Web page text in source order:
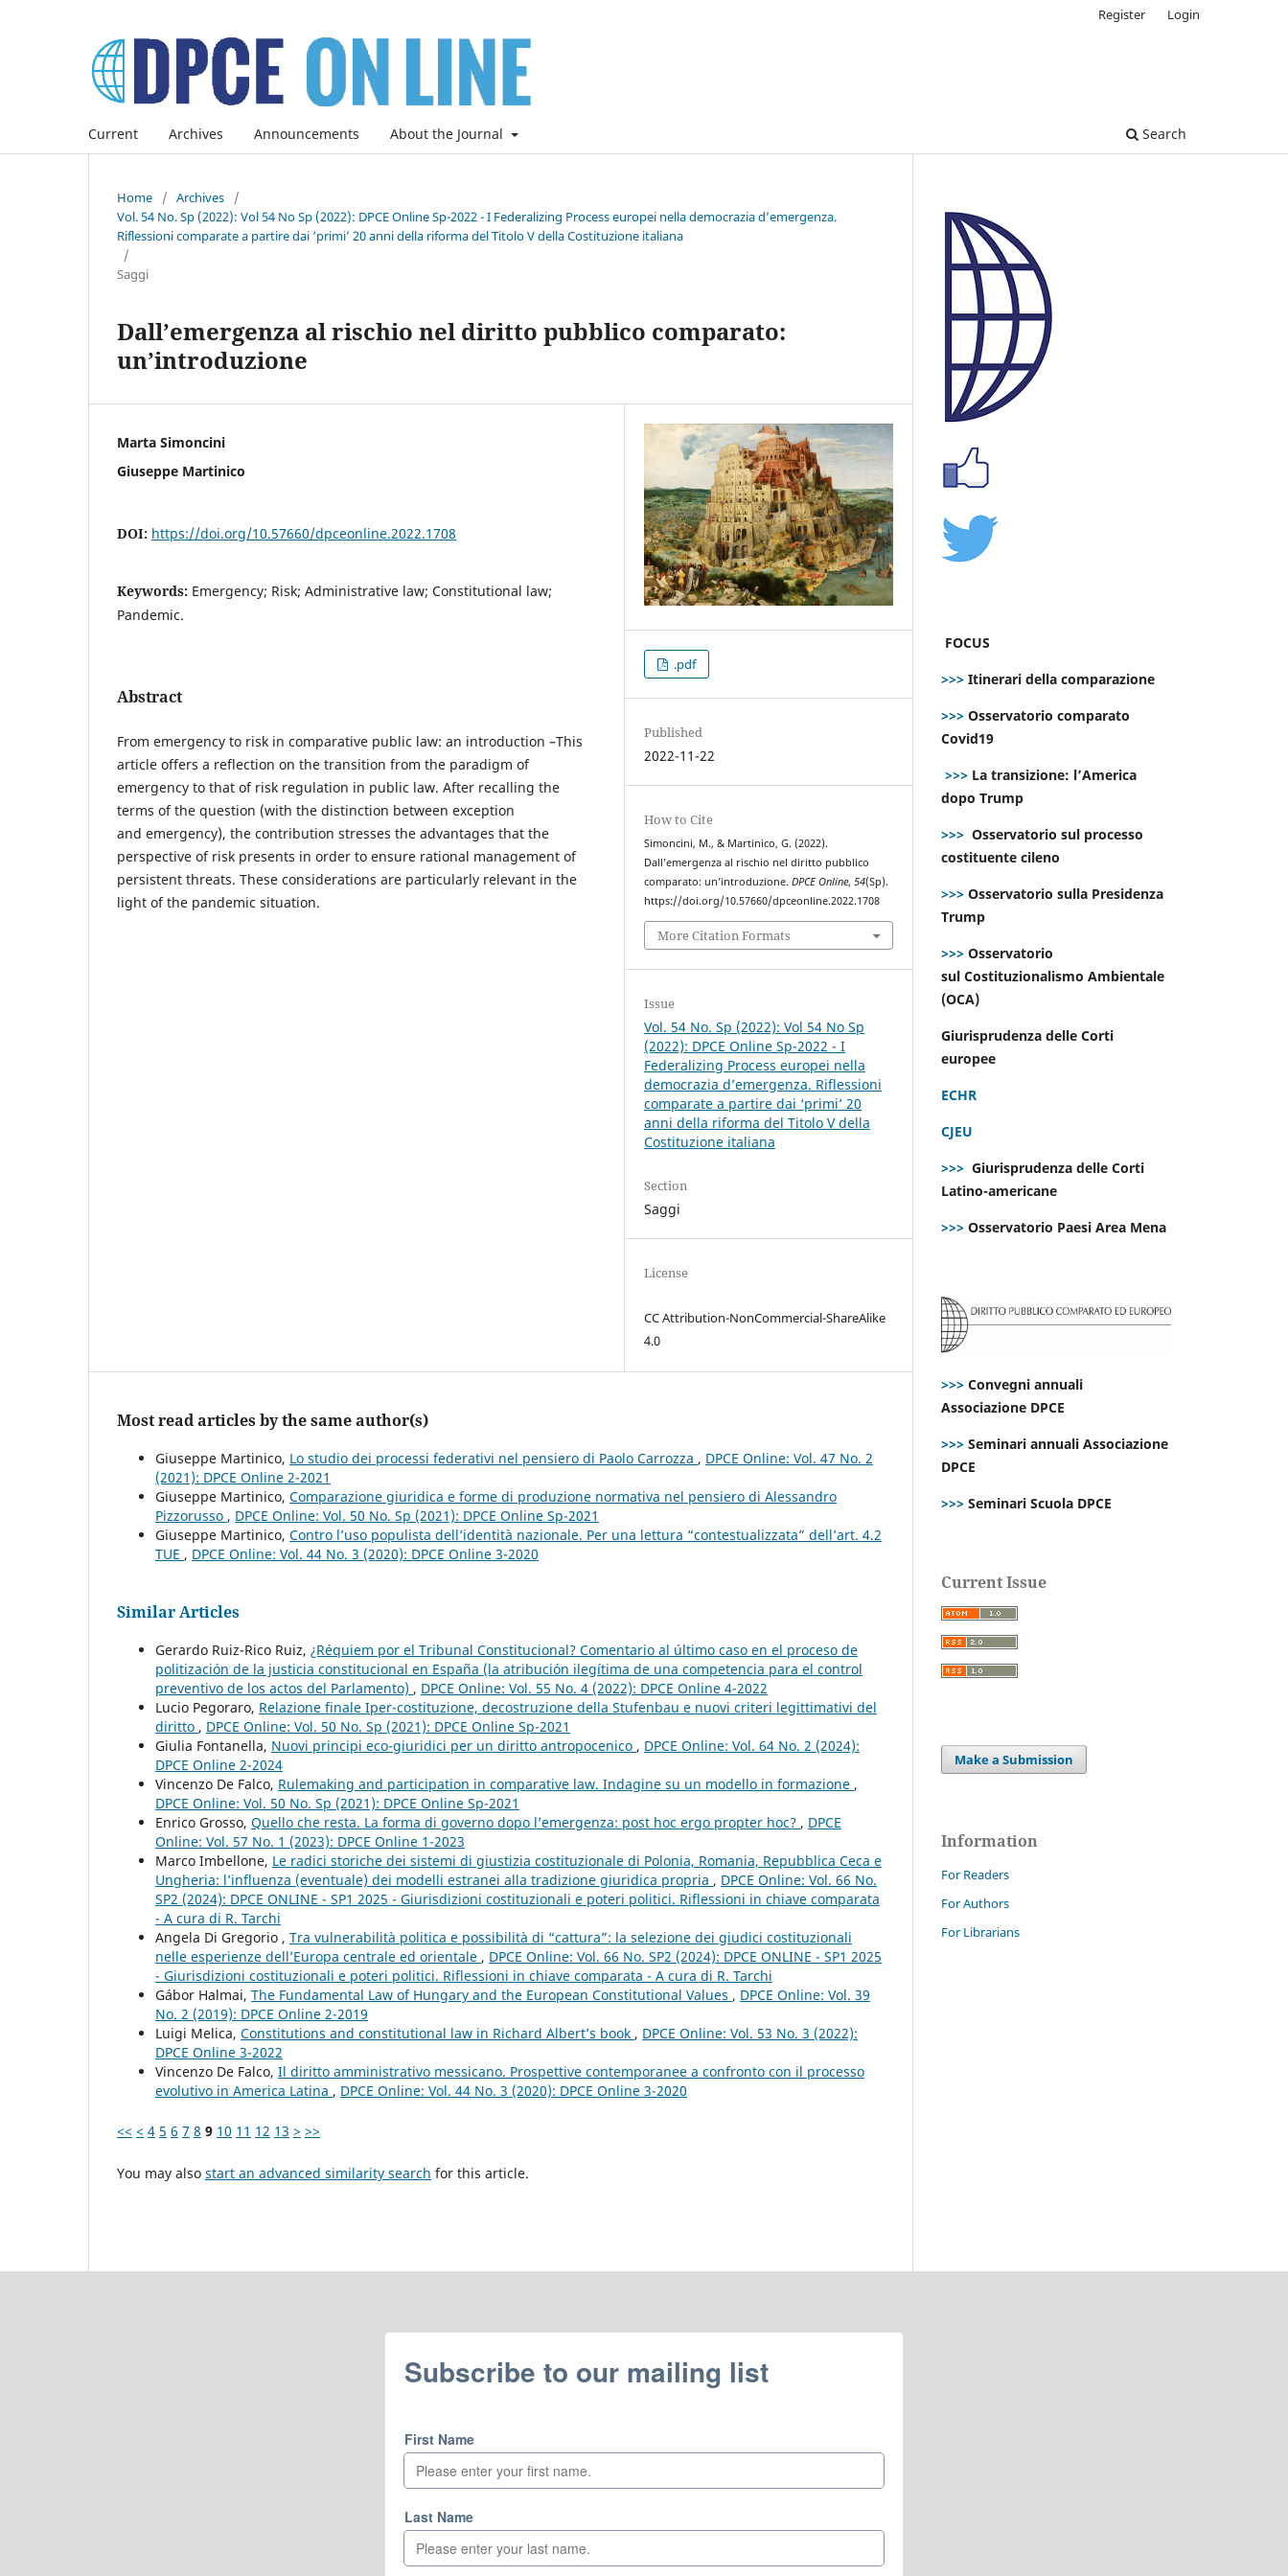
Current Archives Announcements About the Journal Search
Register Login
Home / Archives
/
Vol. 54 No. Sp (2022): Vol 54 No Sp (2022): DPCE Online Sp-2022 - I Federalizing Process europei nella democrazia d’emergenza.
Riflessioni comparate a partire dai ‘primi’ 20 anni della riforma del Titolo V della Costituzione italiana
/
Saggi
Dall’emergenza al rischio nel diritto pubblico comparato:
un’introduzione
Marta Simoncini
Giuseppe Martinico
DOI: https://doi.org/10.57660/dpceonline.2022.1708
Keywords: Emergency; Risk; Administrative law; Constitutional law;
Pandemic.
Abstract
From emergency to risk in comparative public law: an introduction –This
article offers a reflection on the transition from the paradigm of
emergency to that of risk regulation in public law. After recalling the
terms of the question (with the distinction between exception
and emergency), the contribution stresses the advantages that the
perspective of risk presents in order to ensure rational management of
persistent threats. These considerations are particularly relevant in the
light of the pandemic situation.
.pdf
Published
2022-11-22
How to Cite
Simoncini, M., & Martinico, G. (2022).
Dall’emergenza al rischio nel diritto pubblico
comparato: un’introduzione.DPCE Online,54(Sp).
https://doi.org/10.57660/dpceonline.2022.1708
More Citation Formats
Issue
Vol. 54 No. Sp (2022): Vol 54 No Sp
(2022): DPCE Online Sp-2022 - I
Federalizing Process europei nella
democrazia d’emergenza. Riflessioni
comparate a partire dai ‘primi’ 20
anni della riforma del Titolo V della
Costituzione italiana
Section
Saggi
License
CC Attribution-NonCommercial-ShareAlike
4.0
Most read articles by the same author(s)
Giuseppe Martinico, Lo studio dei processi federativi nel pensiero di Paolo Carrozza , DPCE Online: Vol. 47 No. 2
(2021): DPCE Online 2-2021
Giuseppe Martinico, Comparazione giuridica e forme di produzione normativa nel pensiero di Alessandro
Pizzorusso , DPCE Online: Vol. 50 No. Sp (2021): DPCE Online Sp-2021
Giuseppe Martinico, Contro l’uso populista dell’identità nazionale. Per una lettura “contestualizzata” dell’art. 4.2
TUE , DPCE Online: Vol. 44 No. 3 (2020): DPCE Online 3-2020
Similar Articles
Gerardo Ruiz-Rico Ruiz, ¿Réquiem por el Tribunal Constitucional? Comentario al último caso en el proceso de
politización de la justicia constitucional en España (la atribución ilegítima de una competencia para el control
preventivo de los actos del Parlamento) , DPCE Online: Vol. 55 No. 4 (2022): DPCE Online 4-2022
Lucio Pegoraro, Relazione finale Iper-costituzione, decostruzione della Stufenbau e nuovi criteri legittimativi del
diritto , DPCE Online: Vol. 50 No. Sp (2021): DPCE Online Sp-2021
Giulia Fontanella, Nuovi principi eco-giuridici per un diritto antropocenico , DPCE Online: Vol. 64 No. 2 (2024):
DPCE Online 2-2024
Vincenzo De Falco, Rulemaking and participation in comparative law. Indagine su un modello in formazione ,
DPCE Online: Vol. 50 No. Sp (2021): DPCE Online Sp-2021
Enrico Grosso, Quello che resta. La forma di governo dopo l’emergenza: post hoc ergo propter hoc? , DPCE
Online: Vol. 57 No. 1 (2023): DPCE Online 1-2023
Marco Imbellone, Le radici storiche dei sistemi di giustizia costituzionale di Polonia, Romania, Repubblica Ceca e
Ungheria: l’influenza (eventuale) dei modelli estranei alla tradizione giuridica propria , DPCE Online: Vol. 66 No.
SP2 (2024): DPCE ONLINE - SP1 2025 - Giurisdizioni costituzionali e poteri politici. Riflessioni in chiave comparata
- A cura di R. Tarchi
Angela Di Gregorio , Tra vulnerabilità politica e possibilità di “cattura”: la selezione dei giudici costituzionali
nelle esperienze dell’Europa centrale ed orientale , DPCE Online: Vol. 66 No. SP2 (2024): DPCE ONLINE - SP1 2025
- Giurisdizioni costituzionali e poteri politici. Riflessioni in chiave comparata - A cura di R. Tarchi
Gábor Halmai, The Fundamental Law of Hungary and the European Constitutional Values , DPCE Online: Vol. 39
No. 2 (2019): DPCE Online 2-2019
Luigi Melica, Constitutions and constitutional law in Richard Albert’s book , DPCE Online: Vol. 53 No. 3 (2022):
DPCE Online 3-2022
Vincenzo De Falco, Il diritto amministrativo messicano. Prospettive contemporanee a confronto con il processo
evolutivo in America Latina , DPCE Online: Vol. 44 No. 3 (2020): DPCE Online 3-2020
<< < 4 5 6 7 8 9 10 11 12 13 > >>
You may also start an advanced similarity search for this article.
FOCUS
>>> Itinerari della comparazione
>>> Osservatorio comparato
Covid19
>>> La transizione: l’America
dopo Trump
>>> Osservatorio sul processo
costituente cileno
>>> Osservatorio sulla Presidenza
Trump
>>> Osservatorio
sul Costituzionalismo Ambientale
(OCA)
Giurisprudenza delle Corti
europee
ECHR
CJEU
>>> Giurisprudenza delle Corti
Latino-americane
>>> Osservatorio Paesi Area Mena
>>> Convegni annuali
Associazione DPCE
>>> Seminari annuali Associazione
DPCE
>>> Seminari Scuola DPCE
Current Issue
Make a Submission
Information
For Readers
For Authors
For Librarians